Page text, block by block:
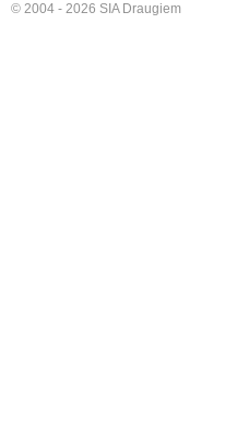
© 2004 - 2026 SIA Draugiem